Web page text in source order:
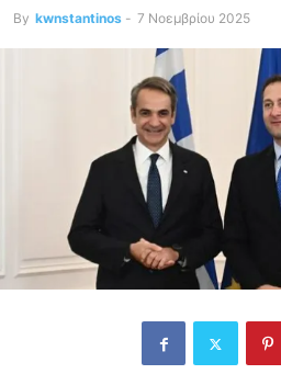
By kwnstantinos - 7 Νοεμβρίου 2025